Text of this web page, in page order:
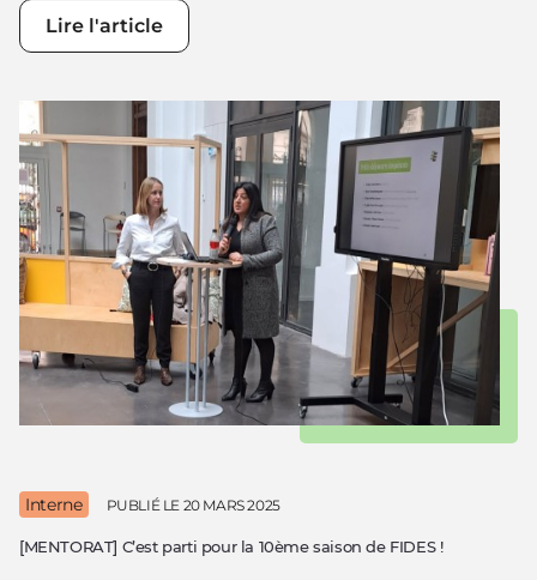
Lire l'article
[MENTORAT] C’est parti pour la 10ème saison de FIDES !
Interne PUBLIÉ LE 20 MARS 2025